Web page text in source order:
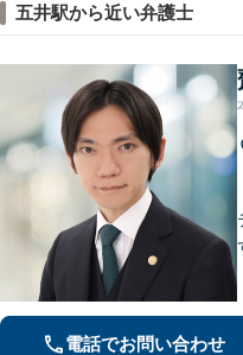
五井駅から近い弁護士
電話でお問い合わせ